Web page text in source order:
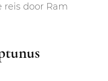
door Ram